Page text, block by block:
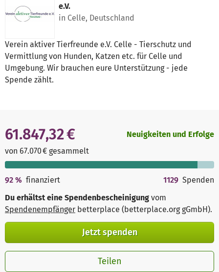
e.V.
in Celle, Deutschland
Verein aktiver Tierfreunde e.V. Celle - Tierschutz und
Vermittlung von Hunden, Katzen etc. für Celle und
Umgebung. Wir brauchen eure Unterstützung - jede
Spende zählt.
61.847,32 €
von 67.070 € gesammelt
Neuigkeiten und Erfolge
92 % finanziert 1129 Spenden
Du erhältst eine Spendenbescheinigung vom
Spendenempfänger betterplace (betterplace.org gGmbH).
Jetzt spenden
Teilen